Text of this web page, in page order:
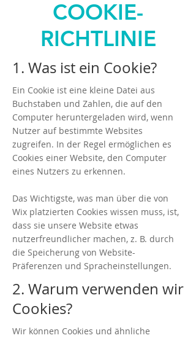
COOKIE-
RICHTLINIE
1. Was ist ein Cookie?
Ein Cookie ist eine kleine Datei aus
Buchstaben und Zahlen, die auf den
Computer heruntergeladen wird, wenn
Nutzer auf bestimmte Websites
zugreifen. In der Regel ermöglichen es
Cookies einer Website, den Computer
eines Nutzers zu erkennen.
Das Wichtigste, was man über die von
Wix platzierten Cookies wissen muss, ist,
dass sie unsere Website etwas
nutzerfreundlicher machen, z. B. durch
die Speicherung von Website-
Präferenzen und Spracheinstellungen.
2. Warum verwenden wir
Cookies?
Wir können Cookies und ähnliche